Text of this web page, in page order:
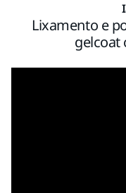
Lixamento e
gelcoat